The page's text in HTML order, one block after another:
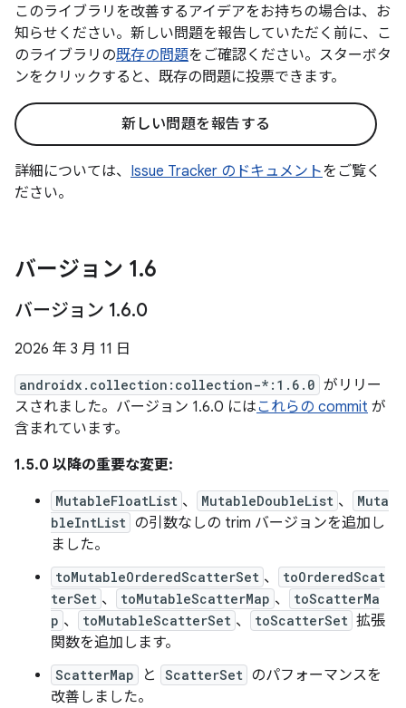
このライブラリを改善するアイデアをお持ちの場合は、お
知らせください。新しい問題を報告していただく前に、こ
のライブラリの既存の問題をご確認ください。スターボタ
ンをクリックすると、既存の問題に投票できます。
新しい問題を報告する
詳細については、 Issue Tracker のドキュメントをご覧く
ださい。
バージョン 1.6
バージョン 1.6.0
2026 年 3 月 11 日
androidx.collection:collection-*:1.6.0 がリリー
スされました。バージョン 1.6.0 にはこれらの commit が
含まれています。
1.5.0 以降の重要な変更:
MutableFloatList 、 MutableDoubleList 、
Muta
bleIntList の引数なしの trim バージョンを追加し
ました。
toMutableOrderedScatterSet 、
toOrderedScat
terSet 、 toMutableScatterMap 、
toScatterMa
p 、 toMutableScatterSet 、 toScatterSet 拡張
関数を追加します。
ScatterMap と ScatterSet のパフォーマンスを
改善しました。